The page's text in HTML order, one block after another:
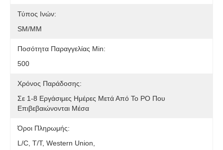
Τύπος Ινών:
SM/MM
Ποσότητα Παραγγελίας Min:
500
Χρόνος Παράδοσης:
Σε 1-8 Εργάσιμες Ημέρες Μετά Από Το PO Που
Επιβεβαιώνονται Μέσα
Όροι Πληρωμής:
L/C, T/T, Western Union,